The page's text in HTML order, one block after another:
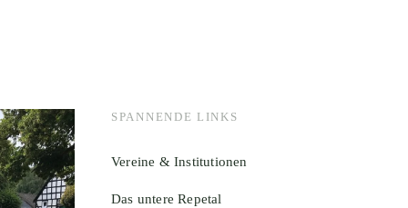
SPANNENDE LINKS
Vereine & Institutionen
Das untere Repetal